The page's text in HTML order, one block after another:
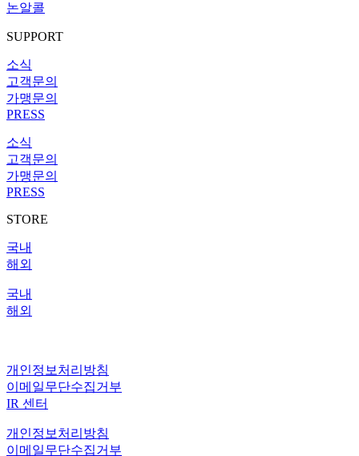
논알콜
SUPPORT
소식
고객문의
가맹문의
PRESS
소식
고객문의
가맹문의
PRESS
STORE
국내
해외
국내
해외
개인정보처리방침
이메일무단수집거부
IR 센터
개인정보처리방침
이메일무단수집거부